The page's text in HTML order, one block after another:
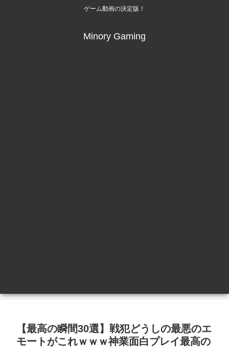
ゲーム動画の決定版！
Minory Gaming
【最高の瞬間30選】戦犯どうしの最悪のエ
モートがこれｗｗｗ神業面白プレイ最高の